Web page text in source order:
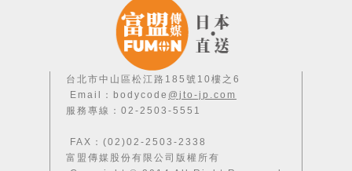
台北市中山區松江路185號10樓之6
Email：bodycode @jto-jp.com
服務專線：02-2503-5551
FAX：(02)02-2503-2338
富盟傳媒股份有限公司版權所有